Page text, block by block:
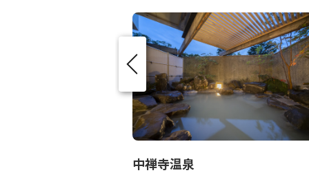
中禅寺温泉